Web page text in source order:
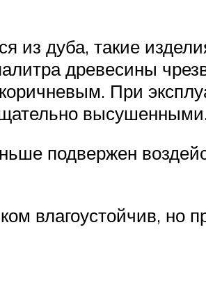
из дуба, такие
древесины
При
подвержен
влагоустойчив, но